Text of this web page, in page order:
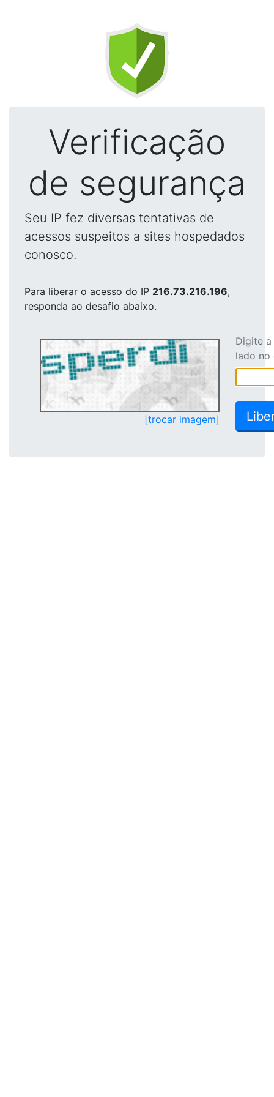
Verificação
de segurança
Seu IP fez diversas tentativas de
acessos suspeitos a sites hospedados
conosco.
Para liberar o acesso do IP 216.73.216.196,
responda ao desafio abaixo.
[trocar imagem]
Digite
lado no